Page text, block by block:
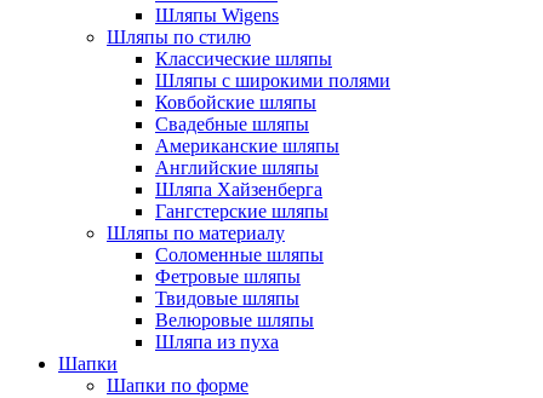
Шляпы Wigens
Шляпы по стилю
Классические шляпы
Шляпы с широкими полями
Ковбойские шляпы
Свадебные шляпы
Американские шляпы
Английские шляпы
Шляпа Хайзенберга
Гангстерские шляпы
Шляпы по материалу
Соломенные шляпы
Фетровые шляпы
Твидовые шляпы
Велюровые шляпы
Шляпа из пуха
Шапки
Шапки по форме